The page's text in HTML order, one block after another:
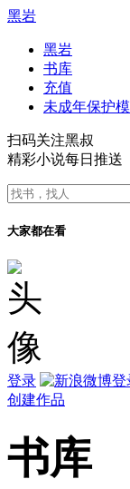
黑岩
黑岩
书库
充值
未成年保护
扫码关注黑叔
精彩小说每日推送
大家都在看
登录
创建作品
书库